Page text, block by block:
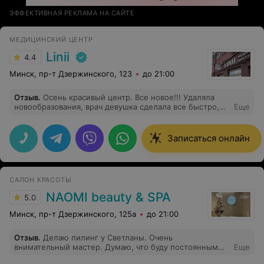
ЭФФЕКТИВНАЯ РЕКЛАМА НА САЙТЕ
МЕДИЦИНСКИЙ ЦЕНТР
4.4 Linii
Минск, пр-т Дзержинского, 123 до 21:00
Отзыв. Осень красивый центр. Все новое!!! Удаляла
новообразования, врач девушка сделала все быстро,
Еще
Записаться онлайн
САЛОН КРАСОТЫ
5.0 NAOMI beauty & SPA
Минск, пр-т Дзержинского, 125а до 21:00
Отзыв. Делаю пилинг у Светланы. Очень
внимательный мастер. Думаю, что буду постоянным
Еще